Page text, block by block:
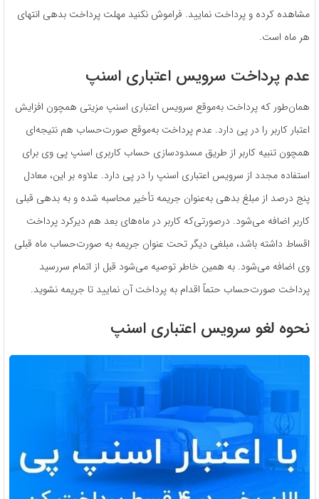
مشاهده کرده و پرداخت نمایید. فراموش نکنید مهلت پرداخت بدهی انتهای
هر ماه است.
عدم پرداخت سرویس اعتباری اسنپ
همان‌طور که پرداخت به‌موقع سرویس اعتباری اسنپ مزیتی همچون افزایش
اعتبار کاربر را در پی دارد. عدم پرداخت به‌موقع صورت‌حساب هم نتیجه‌ای
همچون تنبیه کاربر از طریق مسدودسازی حساب کاربری اسنپ پی وی برای
استفاده مجدد از سرویس اعتباری اسنپ را در پی دارد. علاوه بر این، معادل
پنج درصد از مبلغ بدهی به‌عنوان جریمه تأخیر محاسبه شده و به بدهی قبلی
کاربر اضافه می‌شود. درصورتی‌که کاربر در ماه‌های بعد هم دیرکرد پرداخت
اقساط داشته باشد، مبلغی دیگر تحت عنوان جریمه به صورت‌حساب ماه قبلی
وی اضافه می‌شود. به همین خاطر توصیه می‌شود قبل از اتمام سررسید
پرداخت صورت‌حساب حتماً اقدام به پرداخت آن نمایید تا جریمه نشوید.
نحوه لغو سرویس اعتباری اسنپ